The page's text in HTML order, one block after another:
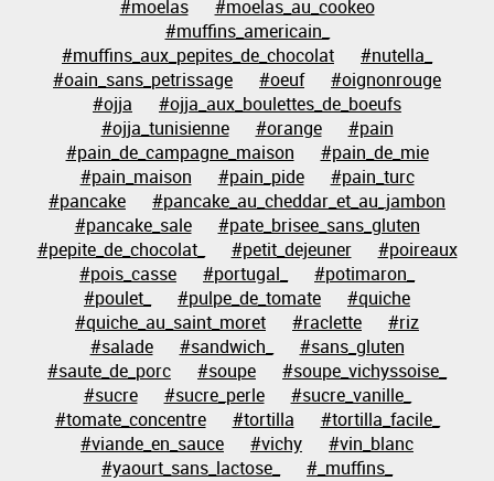
#moelas
#moelas_au_cookeo
#muffins_americain_
#muffins_aux_pepites_de_chocolat
#nutella_
#oain_sans_petrissage
#oeuf
#oignonrouge
#ojja
#ojja_aux_boulettes_de_boeufs
#ojja_tunisienne
#orange
#pain
#pain_de_campagne_maison
#pain_de_mie
#pain_maison
#pain_pide
#pain_turc
#pancake
#pancake_au_cheddar_et_au_jambon
#pancake_sale
#pate_brisee_sans_gluten
#pepite_de_chocolat_
#petit_dejeuner
#poireaux
#pois_casse
#portugal_
#potimaron_
#poulet_
#pulpe_de_tomate
#quiche
#quiche_au_saint_moret
#raclette
#riz
#salade
#sandwich_
#sans_gluten
#saute_de_porc
#soupe
#soupe_vichyssoise_
#sucre
#sucre_perle
#sucre_vanille_
#tomate_concentre
#tortilla
#tortilla_facile_
#viande_en_sauce
#vichy
#vin_blanc
#yaourt_sans_lactose_
#_muffins_